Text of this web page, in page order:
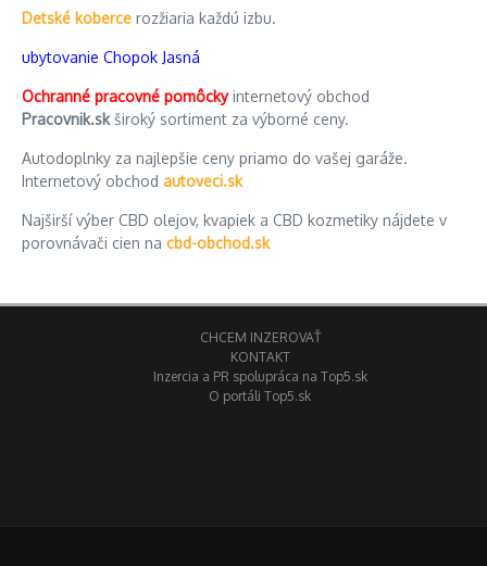
Detské koberce rozžiaria každú izbu.
ubytovanie Chopok Jasná
Ochranné pracovné pomôckyinternetový obchod
Pracovnik.skširoký sortiment za výborné ceny.
Autodoplnky za najlepšie ceny priamo do vašej garáže.
Internetový obchod autoveci.sk
Najširší výber CBD olejov, kvapiek a CBD kozmetiky nájdete v
porovnávači cien na cbd-obchod.sk
CHCEM INZEROVAŤ
KONTAKT
Inzercia a PR spolupráca na Top5.sk
O portáli Top5.sk